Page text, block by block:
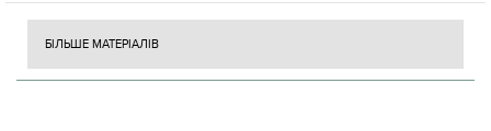
БІЛЬШЕ МАТЕРІАЛІВ